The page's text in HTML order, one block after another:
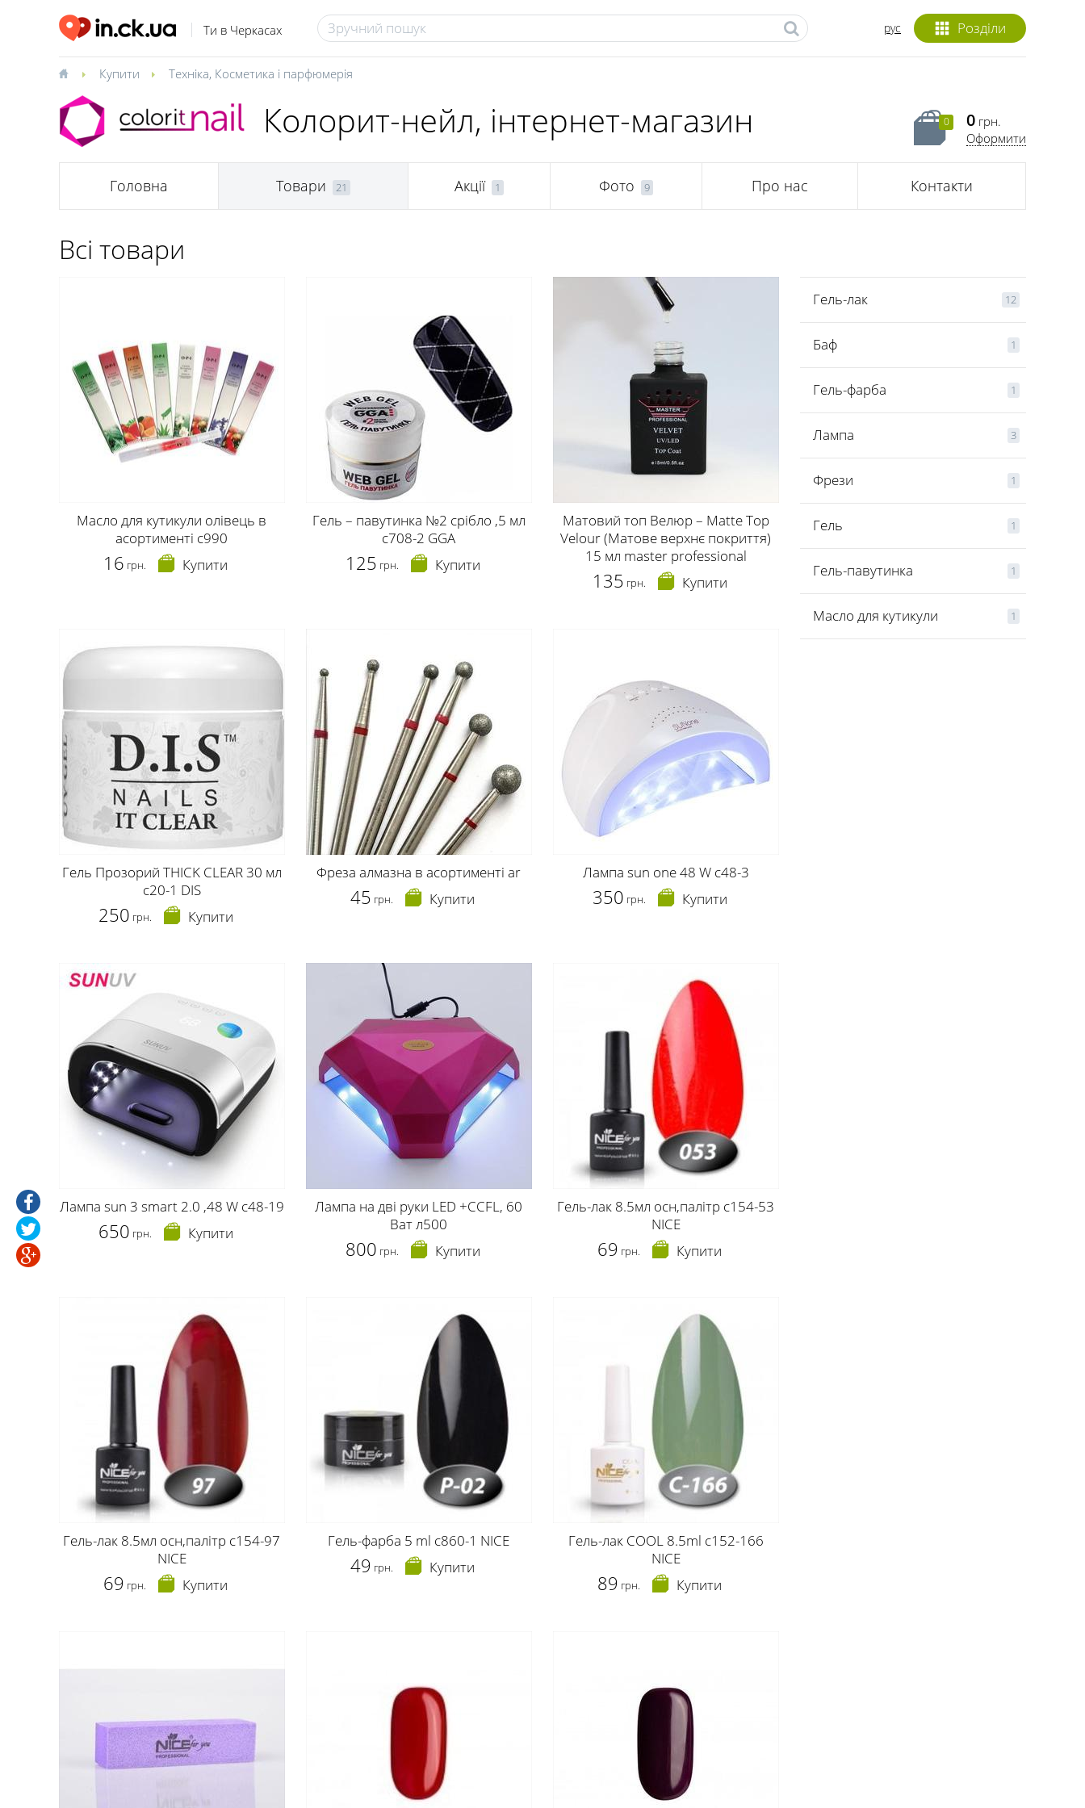
Ти в Черкасах Розділи
рус
Купити Техніка, Косметика і парфюмерія
Колорит-нейл, інтернет-магазин 0 0 грн.
Оформити
Головна Товари 21 Акції 1 Фото 9 Про нас Контакти
Всі товари
Масло для кутикули олівець в
асортименті c990
16 грн. Купити
Гель – павутинка №2 срібло ,5 мл
c708-2 GGA
125 грн. Купити
Матовий топ Велюр – Matte Top
Velour (Матове верхнє покриття)
15 мл master professional
135 грн. Купити
Гель Прозорий THICK CLEAR 30 мл
c20-1 DIS
250 грн. Купити
Фреза алмазна в асортименті ar
45 грн. Купити
Лампа sun one 48 W c48-3
350 грн. Купити
Лампа sun 3 smart 2.0 ,48 W c48-19
650 грн. Купити
Лампа на дві руки LED +CCFL, 60
Ват л500
800 грн. Купити
Гель-лак 8.5мл осн,палітр c154-53
NICE
69 грн. Купити
Гель-лак 8.5мл осн,палітр c154-97
NICE
69 грн. Купити
Гель-фарба 5 ml c860-1 NICE
49 грн. Купити
Гель-лак COOL 8.5ml c152-166
NICE
89 грн. Купити
Гель-лак 12
Баф 1
Гель-фарба 1
Лампа 3
Фрези 1
Гель 1
Гель-павутинка 1
Масло для кутикули 1